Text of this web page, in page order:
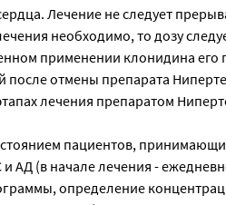
Лечение не следует
необходимо, то дозу
применении клонидина его
после отмены препарата
лечения препаратом
пациентов,
АД (в начале лечения -
определение